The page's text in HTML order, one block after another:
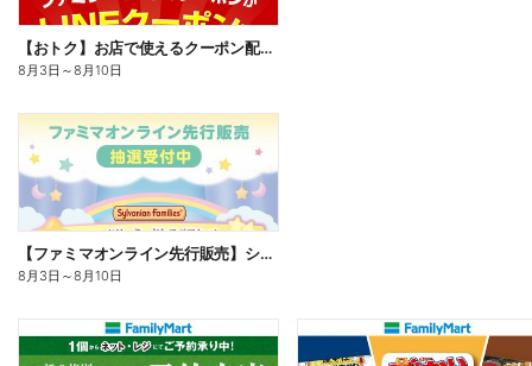
【おトク】お店で使えるクーポン配信中
8月3日 ～8月10日
【ファミマオンライン先行販売】シルバニアファミリー
8月3日 ～8月10日